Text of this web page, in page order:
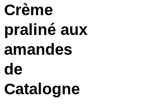
Crème
praliné aux
amandes
de
Catalogne